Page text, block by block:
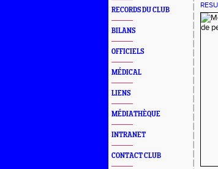
RECORDS DU CLUB
BILANS
OFFICIELS
MÉDICAL
LIENS
MÉDIATHÈQUE
INTRANET
CONTACT CLUB